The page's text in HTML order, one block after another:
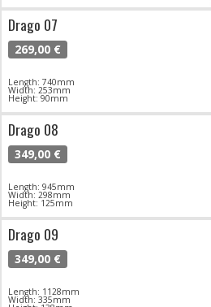
Drago 07
269,00 €
Length: 740mm
Width: 253mm
Height: 90mm
Drago 08
349,00 €
Length: 945mm
Width: 298mm
Height: 125mm
Drago 09
349,00 €
Length: 1128mm
Width: 335mm